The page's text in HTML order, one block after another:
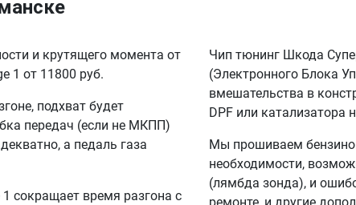
и крутящего момента от
1 от 11800 руб.
подхват будет
передач (если не МКПП)
а педаль газа
сокращает время разгона с
Чип тюнинг Шкода
(Электронного Блока
вмешательства в
DPF или катализатора
Мы прошиваем
необходимости,
(лямбда зонда), и